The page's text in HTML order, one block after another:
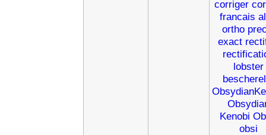
corriger
francais
ortho
exact
lobster
Kenobi
obsi